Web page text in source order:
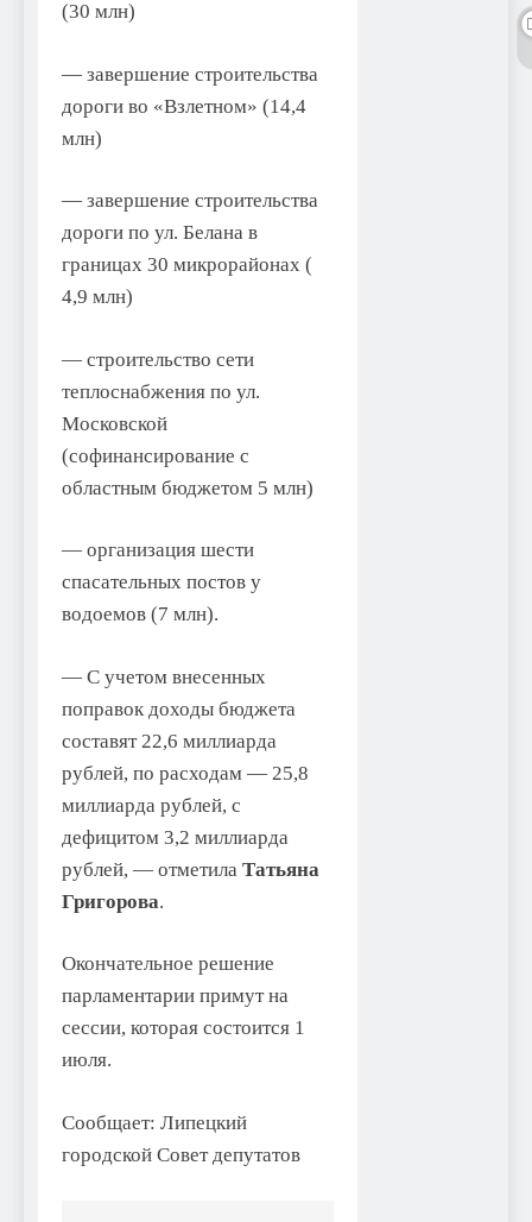
(30 млн)
— завершение строительства
дороги во «Взлетном» (14,4
млн)
— завершение строительства
дороги по ул. Белана в
границах 30 микрорайонах (
4,9 млн)
— строительство сети
теплоснабжения по ул.
Московской
(софинансирование с
областным бюджетом 5 млн)
— организация шести
спасательных постов у
водоемов (7 млн).
— С учетом внесенных
поправок доходы бюджета
составят 22,6 миллиарда
рублей, по расходам — 25,8
миллиарда рублей, с
дефицитом 3,2 миллиарда
рублей, — отметила Татьяна
Григорова.
Окончательное решение
парламентарии примут на
сессии, которая состоится 1
июля.
Сообщает: Липецкий
городской Совет депутатов